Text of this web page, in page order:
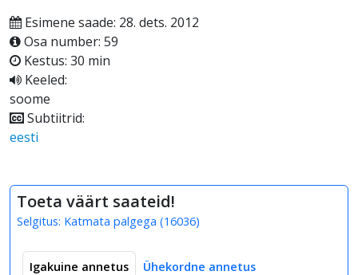
Esimene saade: 28. dets. 2012
Osa number: 59
Kestus: 30 min
Keeled:
soome
Subtiitrid:
eesti
Toeta väärt saateid!
Selgitus: Katmata palgega (16036)
Igakuine annetus Ühekordne annetus